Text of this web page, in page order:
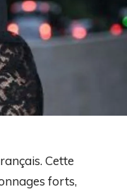
Cette
forts,